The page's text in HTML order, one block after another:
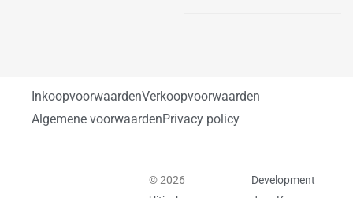
InkoopvoorwaardenVerkoopvoorwaarden
Algemene voorwaardenPrivacy policy
© 2026
Development